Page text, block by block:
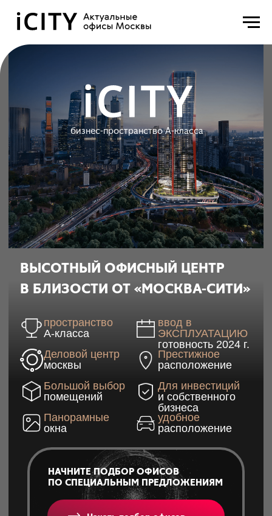
пространство
А-класса
Деловой центр
москвы
ввод в
ЭКСПЛУАТАЦИЮ
готовность 2024 г.
удобное
расположение
Престижное
расположение
Панорамные
окна
Большой выбор
помещений
Для инвестиций
и собственного
бизнеса
бизнес-пространство А-класса
НАЧНИТЕ ПОДБОР ОФИСОВ
ПО СПЕЦИАЛЬНЫМ ПРЕДЛОЖЕНИЯМ
ВЫСОТНЫЙ ОФИСНЫЙ ЦЕНТР
В БЛИЗОСТИ ОТ «МОСКВА-СИТИ»